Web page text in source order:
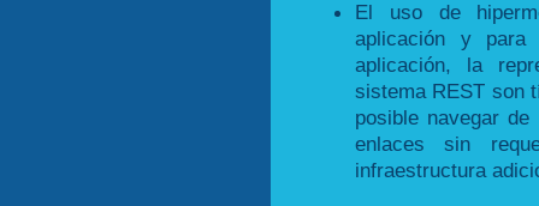
El uso de
aplicación y
aplicación, la
sistema REST son
posible navegar
enlaces sin
infraestructura